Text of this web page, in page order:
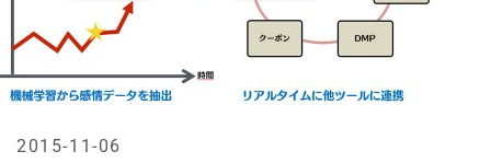
2015-11-06